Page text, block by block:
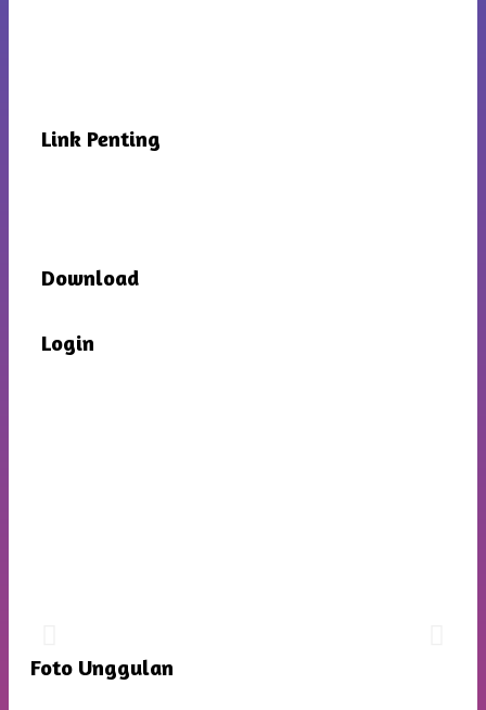
Link Penting
Download
Login
Dengan Mentari Yang Cerah Memberikan Semangat
Baru Untuk Persiapan Yang Lebih Matang
Foto Unggulan